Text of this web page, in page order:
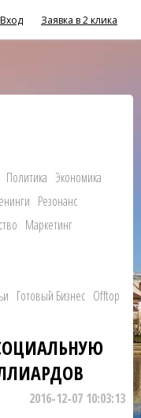
Вход Заявка в 2 клика
Политика Экономика
Резонанс
Маркетинг
Готовый Бизнес Offtop
2016-12-07 10:03:13